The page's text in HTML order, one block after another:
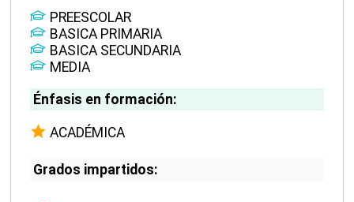
PREESCOLAR
BASICA PRIMARIA
BASICA SECUNDARIA
MEDIA
Énfasis en formación:
ACADÉMICA
Grados impartidos: